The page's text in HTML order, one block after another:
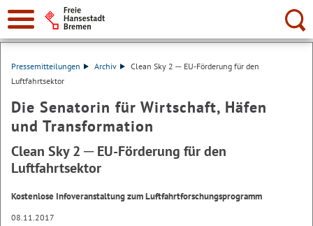
Suche:
Pressemitteilungen Archiv
Clean Sky 2 ─ EU-Förderung für den
Luftfahrtsektor
Die Senatorin für Wirtschaft, Häfen
und Transformation
Clean Sky 2 ─ EU-Förderung für den
Luftfahrtsektor
Kostenlose Infoveranstaltung zum Luftfahrtforschungsprogramm
08.11.2017